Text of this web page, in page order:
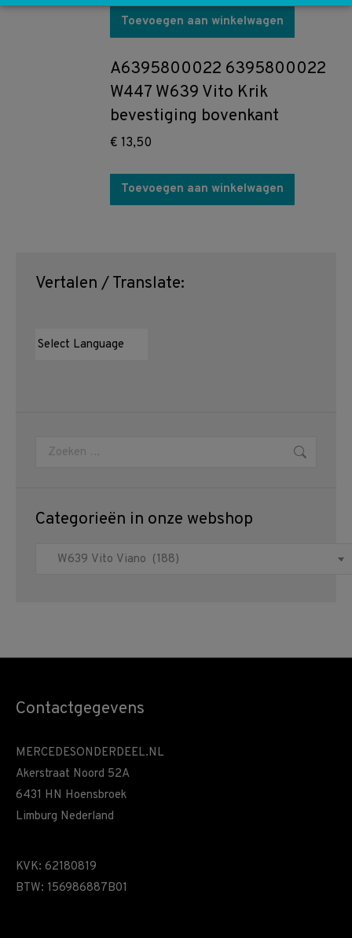
Toevoegen aan winkelwagen
A6395800022 6395800022
W447 W639 Vito Krik
bevestiging bovenkant
€ 13,50
Toevoegen aan winkelwagen
Vertalen / Translate:
Zoeken:
Categorieën in onze webshop
Contactgegevens
MERCEDESONDERDEEL.NL
Akerstraat Noord 52A
6431 HN Hoensbroek
Limburg Nederland
KVK: 62180819
BTW: 156986887B01